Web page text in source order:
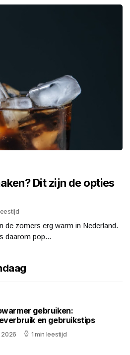
Dit zijn de opties
de zomers erg warm in Nederland.
daarom pop...
gebruiken:
en gebruikstips
2026 1 min leestijd